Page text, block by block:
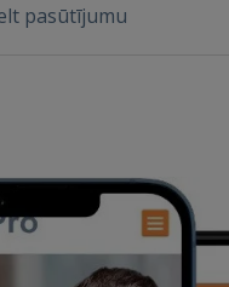
pasūtījumu